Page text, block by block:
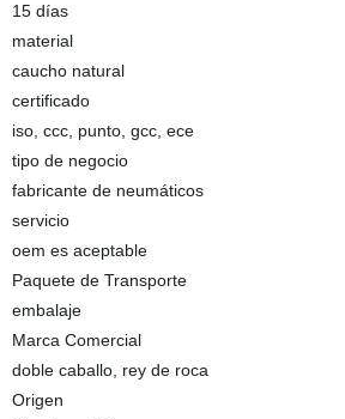
15 días
material
caucho natural
certificado
iso, ccc, punto, gcc, ece
tipo de negocio
fabricante de neumáticos
servicio
oem es aceptable
Paquete de Transporte
embalaje
Marca Comercial
doble caballo, rey de roca
Origen